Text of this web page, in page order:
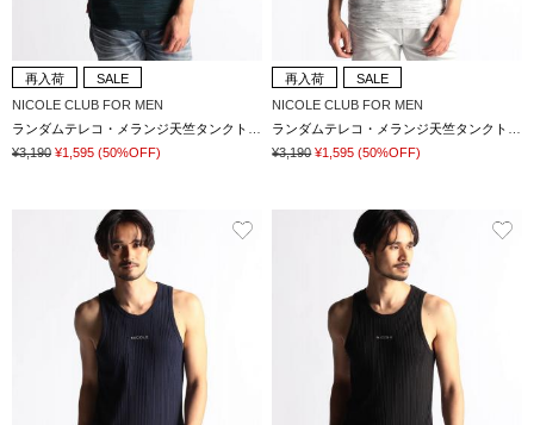
再入荷
SALE
NICOLE CLUB FOR MEN
¥3,190 ¥1,595 (50%OFF)
再入荷
SALE
NICOLE CLUB FOR MEN
¥3,190 ¥1,595 (50%OFF)